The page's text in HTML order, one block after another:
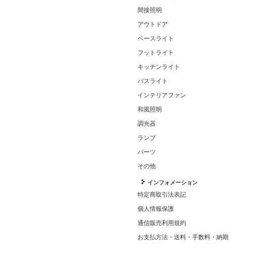
間接照明
アウトドア
ベースライト
フットライト
キッチンライト
バスライト
インテリアファン
和風照明
調光器
ランプ
パーツ
その他
インフォメーション
特定商取引法表記
個人情報保護
通信販売利用規約
お支払方法・送料・手数料・納期